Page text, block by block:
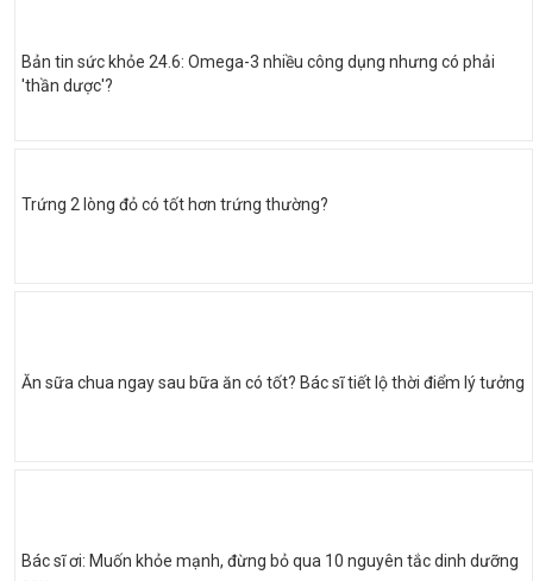
Bản tin sức khỏe 24.6: Omega-3 nhiều công dụng nhưng có phải
'thần dược'?
Trứng 2 lòng đỏ có tốt hơn trứng thường?
Ăn sữa chua ngay sau bữa ăn có tốt? Bác sĩ tiết lộ thời điểm lý tưởng
Bác sĩ ơi: Muốn khỏe mạnh, đừng bỏ qua 10 nguyên tắc dinh dưỡng